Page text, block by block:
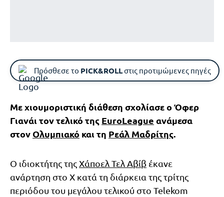
Πρόσθεσε το PICK&ROLLστις προτιμώμενες πηγές
Με χιουμοριστική διάθεση σχολίασε ο Όφερ
Γιανάι τον τελικό της EuroLeague ανάμεσα
στον Ολυμπιακό και τη Ρεάλ Μαδρίτης.
Ο ιδιοκτήτης τηςΧάποελ Τελ Αβίβ έκανε
ανάρτηση στο X κατά τη διάρκεια της τρίτης
περιόδου του μεγάλου τελικού στο Telekom